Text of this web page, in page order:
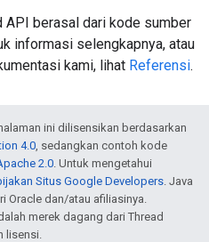
API berasal dari kode sumber
informasi selengkapnya, atau
kami, lihat Referensi.
ini dilisensikan berdasarkan
4.0, sedangkan contoh kode
2.0. Untuk mengetahui
Situs Google Developers. Java
Oracle dan/atau afiliasinya.
merek dagang dari Thread
lisensi.